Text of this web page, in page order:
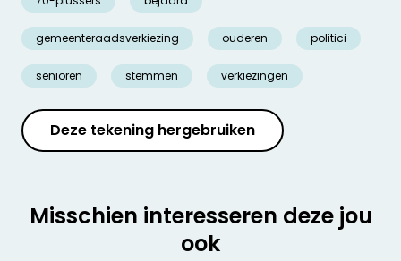
gemeenteraadsverkiezing ouderen politici
senioren stemmen verkiezingen
Deze tekening hergebruiken
Misschien interesseren deze jou
ook